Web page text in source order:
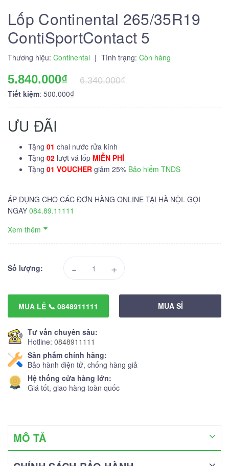
Lốp Continental 265/35R19
ContiSportContact 5
Thương hiệu: Continental | Tình trạng: Còn hàng
5.840.000₫
6.340.000₫
Tiết kiệm: 500.000₫
ƯU ĐÃI
Tặng 01 chai nước rửa kính
Tặng 02 lượt vá lốp MIỄN PHÍ
Tặng 01 VOUCHER giảm 25% Bảo hiểm TNDS
ÁP DỤNG CHO CÁC ĐƠN HÀNG ONLINE TẠI HÀ NỘI. GỌI
NGAY 084.89.11111
Xem thêm
Số lượng: - +
MUA LẺ 📞 0848911111 MUA SỈ
Tư vấn chuyên sâu:
Hotline: 0848911111
Sản phẩm chính hãng:
Bảo hành điện tử, chống hàng giả
Hệ thống cửa hàng lớn:
Giá tốt, giao hàng toàn quốc
MÔ TẢ